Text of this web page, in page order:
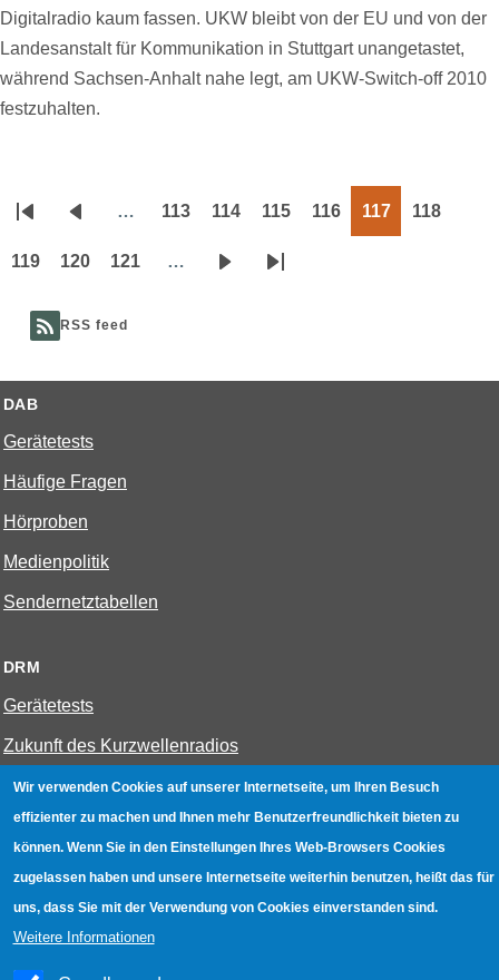
Digitalradio kaum fassen. UKW bleibt von der EU und von der
Landesanstalt für Kommunikation in Stuttgart unangetastet,
während Sachsen-Anhalt nahe legt, am UKW-Switch-off 2010
festzuhalten.
Seitennummerierung
Erste
Seite
Vorherige
Seite
… 113 114 115 116 117 118
119 120 121 …
NächsteLetzte
RSS feed
DAB
Gerätetests
Häufige Fragen
Hörproben
Medienpolitik
Sendernetztabellen
DRM
Gerätetests
Zukunft des Kurzwellenradios
W-LAN
Bestenliste
Geräte mit Aufnahmefunktion
Gerätetests
Hotspot absichern
Wir verwenden Cookies auf unserer Internetseite, um Ihren Besuch
effizienter zu machen und Ihnen mehr Benutzerfreundlichkeit bieten zu
können. Wenn Sie in den Einstellungen Ihres Web-Browsers Cookies
zugelassen haben und unsere Internetseite weiterhin benutzen, heißt das für
uns, dass Sie mit der Verwendung von Cookies einverstanden sind.
Weitere Informationen